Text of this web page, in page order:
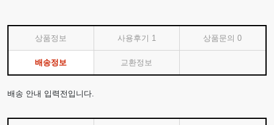
상품정보 사용후기 1 상품문의0
배송정보 교환정보
배송 안내 입력전입니다.